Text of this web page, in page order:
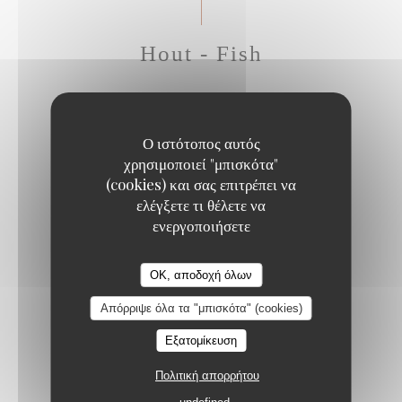
Ο ιστότοπος αυτός
χρησιμοποιεί "μπισκότα"
(cookies) και σας επιτρέπει να
ελέγξετε τι θέλετε να
ενεργοποιήσετε
OK, αποδοχή όλων
Απόρριψε όλα τα "μπισκότα" (cookies)
Εξατομίκευση
Πολιτική απορρήτου
Hout - Fish
Sweet potato, mango curry sauce, crispy corn
20,50 EUR
SEA BASS CEVICHE WITH RASPBERRY
Confit piquillo peppers, red chili, mustard pickles
22,50 EUR
SEARED TUNA WITH BLACK PEPPER
Green peppercorn sauce, shoestring fries